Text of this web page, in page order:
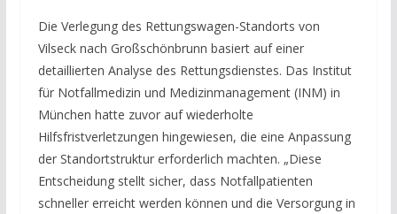
Die Verlegung des Rettungswagen-Standorts von
Vilseck nach Großschönbrunn basiert auf einer
detaillierten Analyse des Rettungsdienstes. Das Institut
für Notfallmedizin und Medizinmanagement (INM) in
München hatte zuvor auf wiederholte
Hilfsfristverletzungen hingewiesen, die eine Anpassung
der Standortstruktur erforderlich machten. „Diese
Entscheidung stellt sicher, dass Notfallpatienten
schneller erreicht werden können und die Versorgung in